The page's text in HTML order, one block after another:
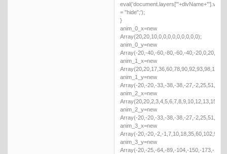
= "hide";');
}
anim_0_x=new
Array(20,20,10,0,0,0,0,0,0,0,0,0);
anim_0_y=new
Array(-20,-40,-60,-80,-60,-40,-
anim_1_x=new
anim_1_y=new
Array(-20,-20,-33,-38,-38,-27,-
anim_2_x=new
anim_2_y=new
Array(-20,-20,-33,-38,-38,-27,-
anim_3_x=new
Array(-20,-20,-2,-
anim_3_y=new
Array(-20,-25,-64,-89,-104,-150,-173,-